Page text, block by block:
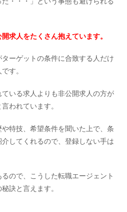
求人をたくさん抱えています。
ーゲットの条件に合致する人だけ
す。
いる求人よりも非公開求人の方が
われています。
特技、希望条件を聞いた上で、条
してくれるので、登録しない手は
ので、こうした転職エージェント
訣と言えます。